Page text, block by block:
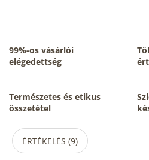
99%-os vásárlói
elégedettség
Természetes és etikus
összetétel
ÉRTÉKELÉS (9)